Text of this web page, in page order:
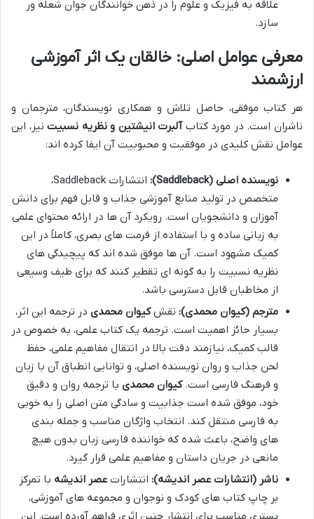
علاقه به فیزیک و علوم را در ذهن خوانندگان جوان شعله ور
سازد.
معرفی عوامل اصلی: خالقان یک اثر آموزشی
ارزشمند
هر کتاب موفقی، حاصل تلاش و همکاری نویسندگان، مترجمان و
ناشران است. در مورد کتابآلبرت انیشتین و نظریه نسبیتنیز، این
عوامل نقش کلیدی در موفقیت و محبوبیت آن ایفا کرده اند:
نویسنده اصلی (Saddleback):
انتشارات Saddleback،
متخصص در تولید منابع آموزشی جذاب و قابل فهم برای دانش
آموزان و دانشجویان است. رویکرد آن ها در ارائه محتوای علمی
به زبانی ساده و با استفاده از فرمت های بصری، کاملاً در این
کمیک مشهود است. آن ها موفق شده اند که پیچیدگی های
نظریه نسبیت را به گونه ای تقطیر کنند که برای طیف وسیعی
از مخاطبان قابل دسترسی باشد.
مترجم (کیوان محمدی): نقشکیوان محمدی در ترجمه این اثر،
بسیار حائز اهمیت است. ترجمه یک کتاب علمی، به خصوص در
قالب کمیک، نیازمند دقت بالا در انتقال مفاهیم علمی، حفظ
لحن جذاب و روان نویسنده اصلی، و توانایی انطباق آن با زبان
و فرهنگ فارسی است.کیوان محمدی با ترجمه روان و دقیق
خود، موفق شده است جذابیت و سادگی متن اصلی را به خوبی
به فارسی منتقل کند. انتخاب واژگان مناسب و جمله بندی
های واضح، باعث شده که خواننده فارسی زبان بدون هیچ
مانعی در جریان داستان و مفاهیم علمی قرار گیرد.
ناشر (انتشارات عصر اندیشه): انتشارات عصر اندیشه با تمرکز
بر چاپ کتاب های کودک و نوجوان و مجموعه های آموزشی،